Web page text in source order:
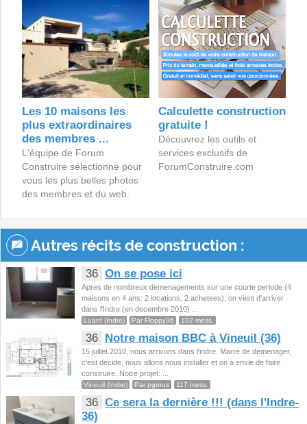
Les 10 maisons les
plus extraordinaires
des membres ...
L'équipe de Forum
Construire sélectionne pour
vous les plus belles photos
des membres et du web.
Calculette construction
gratuite !
Découvrez les outils et
services exclusifs de
ForumConstruire.com
Autres récits de construction :
36 On se pose ici
Apres de nombreux demenagements sur une courte periode (4
maisons en 4 ans: 2 locations, 2 achetees), on vient d'arriver
dans l'Indre (en decembre 2010) ...
Luant (Indre) Par Floppy36 102 mess.
36 Notre maison BBC à Vineuil (36)
15 juillet 2010, nous arrivons dans l'indre. Marre de demenager,
c'est decide, nous allons nous installer et on a envie de faire
construire. Notre projet: ...
Vineuil (Indre) Par pgorus 117 mess.
36 Ce sera la dernière !!! (dans l'Indre-
36)